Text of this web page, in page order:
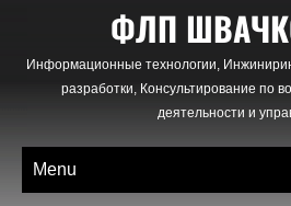
content
ФЛП
Информационные технологии,
разработки, Консультирование по
деятельности и
Menu